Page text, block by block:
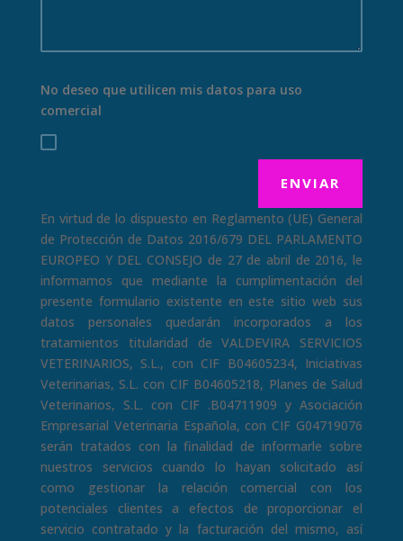
No deseo que utilicen mis datos para uso
comercial
ENVIAR
En virtud de lo dispuesto en Reglamento (UE) General
de Protección de Datos 2016/679 DEL PARLAMENTO
EUROPEO Y DEL CONSEJO de 27 de abril de 2016, le
informamos que mediante la cumplimentación del
presente formulario existente en este sitio web sus
datos personales quedarán incorporados a los
tratamientos titularidad de VALDEVIRA SERVICIOS
VETERINARIOS, S.L., con CIF B04605234, Iniciativas
Veterinarias, S.L. con CIF B04605218, Planes de Salud
Veterinarios, S.L. con CIF .B04711909 y Asociación
Empresarial Veterinaria Española, con CIF G04719076
serán tratados con la finalidad de informarle sobre
nuestros servicios cuando lo hayan solicitado así
como gestionar la relación comercial con los
potenciales clientes a efectos de proporcionar el
servicio contratado y la facturación del mismo, así